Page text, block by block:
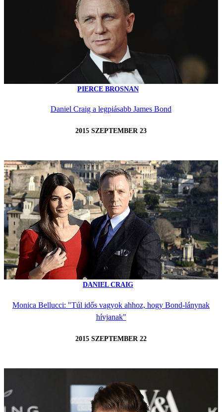
PIERCE BROSNAN
Daniel Craig a legpiásabb James Bond
2015 SZEPTEMBER 23
DANIEL CRAIG
Monica Bellucci: "Túl idős vagyok ahhoz, hogy Bond-lánynak
hívjanak"
2015 SZEPTEMBER 22